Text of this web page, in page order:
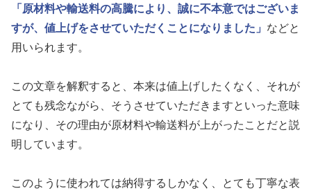
「原材料や輸送料の高騰により、誠に不本意ではございま
すが、値上げをさせていただくことになりました」 などと
用いられます。
この文章を解釈すると、本来は値上げしたくなく、それが
とても残念ながら、そうさせていただきますといった意味
になり、その理由が原材料や輸送料が上がったことだと説
明しています。
このように使われては納得するしかなく、とても丁寧な表